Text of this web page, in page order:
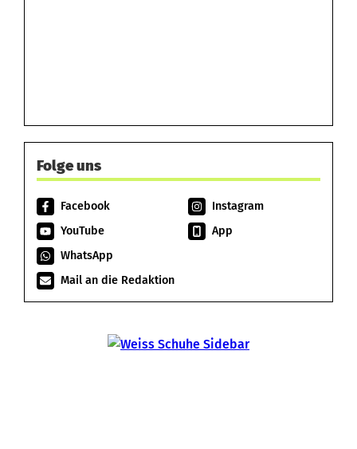
Folge uns
Facebook
Instagram
YouTube
App
WhatsApp
Mail an die Redaktion